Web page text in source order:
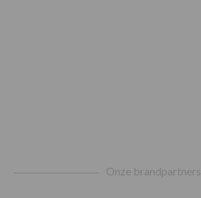
Onze brandpartners